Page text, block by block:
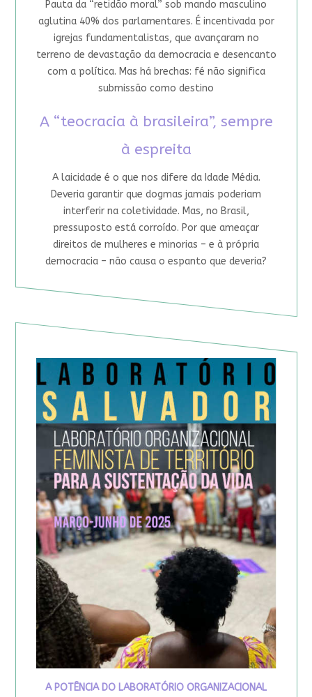
Pauta da “retidão moral” sob mando masculino
aglutina 40% dos parlamentares. É incentivada por
igrejas fundamentalistas, que avançaram no
terreno de devastação da democracia e desencanto
com a política. Mas há brechas: fé não significa
submissão como destino
A “teocracia à brasileira”, sempre
à espreita
A laicidade é o que nos difere da Idade Média.
Deveria garantir que dogmas jamais poderiam
interferir na coletividade. Mas, no Brasil,
pressuposto está corroído. Por que ameaçar
direitos de mulheres e minorias – e à própria
democracia – não causa o espanto que deveria?
A POTÊNCIA DO LABORATÓRIO ORGANIZACIONAL